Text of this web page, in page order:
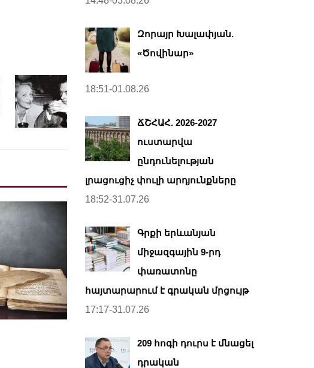
Զորայր Խալափյան.
«Ծովինար»
18:51-01.08.26
ՃՇՀԱՀ. 2026-2027
ուստարվա
ընդունելության
լրացուցիչ փուլի արդյունքները
18:52-31.07.26
Գրքի երևանյան
միջազգային 9-րդ
փառատոնը
հայտարարում է գրական մրցույթ
17:17-31.07.26
209 հոգի դուրս է մնացել
դրական